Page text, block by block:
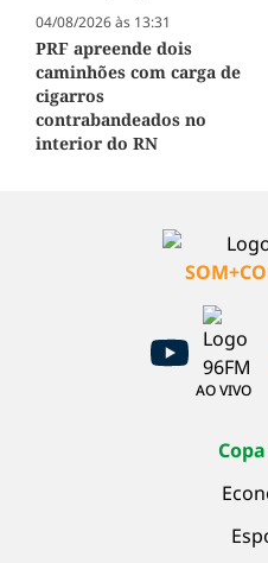
04/08/2026 às 13:31
PRF apreende dois
caminhões com carga de
cigarros
contrabandeados no
interior do RN
AO VIVO